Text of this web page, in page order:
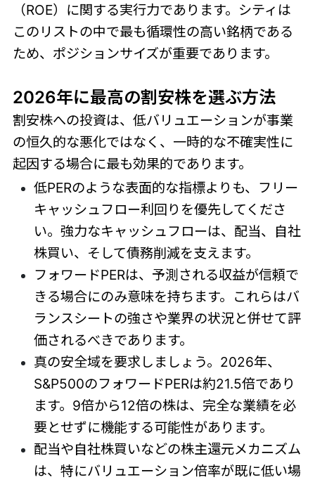
（ROE）に関する実行力であります。シティは
このリストの中で最も循環性の高い銘柄である
ため、ポジションサイズが重要であります。
2026年に最高の割安株を選ぶ方法
割安株への投資は、低バリュエーションが事業
の恒久的な悪化ではなく、一時的な不確実性に
起因する場合に最も効果的であります。
低PERのような表面的な指標よりも、フリー
キャッシュフロー利回りを優先してくださ
い。強力なキャッシュフローは、配当、自社
株買い、そして債務削減を支えます。
フォワードPERは、予測される収益が信頼で
きる場合にのみ意味を持ちます。これらはバ
ランスシートの強さや業界の状況と併せて評
価されるべきであります。
真の安全域を要求しましょう。2026年、
S&P500のフォワードPERは約21.5倍であり
ます。9倍から12倍の株は、完全な業績を必
要とせずに機能する可能性があります。
配当や自社株買いなどの株主還元メカニズム
は、特にバリュエーション倍率が既に低い場